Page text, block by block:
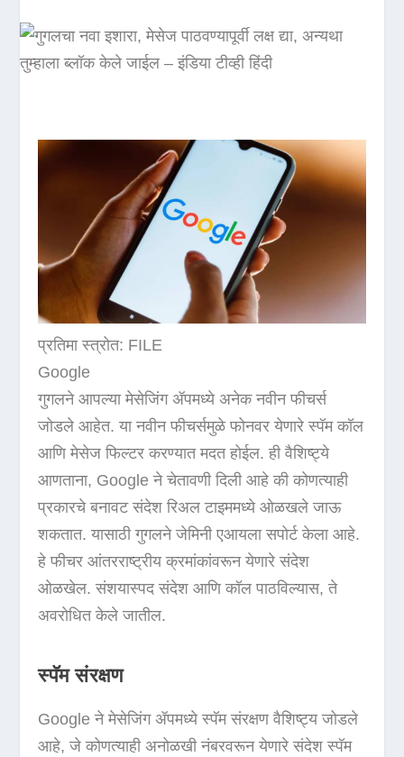
प्रतिमा स्त्रोत: FILE
Google
गुगलने आपल्या मेसेजिंग ॲपमध्ये अनेक नवीन फीचर्स
जोडले आहेत. या नवीन फीचर्समुळे फोनवर येणारे स्पॅम कॉल
आणि मेसेज फिल्टर करण्यात मदत होईल. ही वैशिष्ट्ये
आणताना, Google ने चेतावणी दिली आहे की कोणत्याही
प्रकारचे बनावट संदेश रिअल टाइममध्ये ओळखले जाऊ
शकतात. यासाठी गुगलने जेमिनी एआयला सपोर्ट केला आहे.
हे फीचर आंतरराष्ट्रीय क्रमांकांवरून येणारे संदेश
ओळखेल. संशयास्पद संदेश आणि कॉल पाठविल्यास, ते
अवरोधित केले जातील.
स्पॅम संरक्षण
Google ने मेसेजिंग ॲपमध्ये स्पॅम संरक्षण वैशिष्ट्य जोडले
आहे, जे कोणत्याही अनोळखी नंबरवरून येणारे संदेश स्पॅम